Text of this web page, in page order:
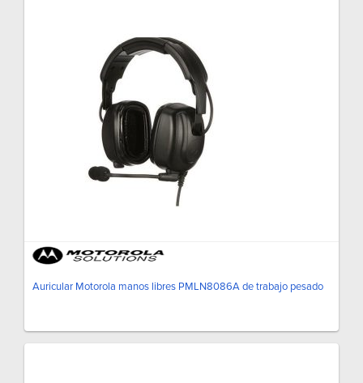
Auricular Motorola manos libres PMLN8086A de trabajo pesado